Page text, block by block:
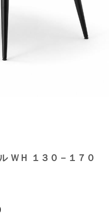
ＷＨ １３０－１７０